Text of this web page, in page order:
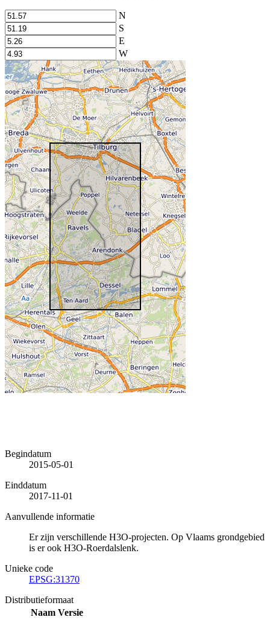
N
S
E
W
Begindatum
2015-05-01
Einddatum
2017-11-01
Aanvullende informatie
Er zijn verschillende H3O-projecten. Op Vlaams grondgebied
is er ook H3O-Roerdalslenk.
Unieke code
EPSG:31370
Distributieformaat
Naam Versie